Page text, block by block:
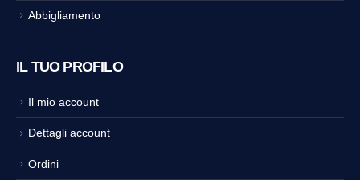
Abbigliamento
IL TUO PROFILO
Il mio account
Dettagli account
Ordini